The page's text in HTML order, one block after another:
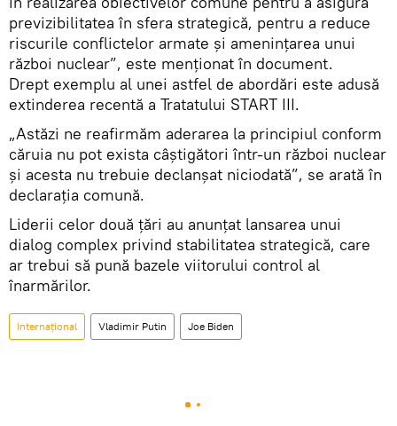
previzibilitatea în sfera strategică, pentru a reduce
riscurile conflictelor armate și amenințarea unui
război nuclear”, este menționat în document.
Drept exemplu al unei astfel de abordări este adusă
extinderea recentă a Tratatului START III.
„Astăzi ne reafirmăm aderarea la principiul conform
căruia nu pot exista câștigători într-un război nuclear
și acesta nu trebuie declanșat niciodată”, se arată în
declarația comună.
Liderii celor două țări au anunțat lansarea unui
dialog complex privind stabilitatea strategică, care
ar trebui să pună bazele viitorului control al
înarmărilor.
Internaţional Vladimir Putin Joe Biden